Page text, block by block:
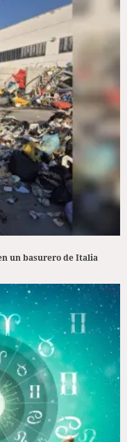
un basurero de Italia